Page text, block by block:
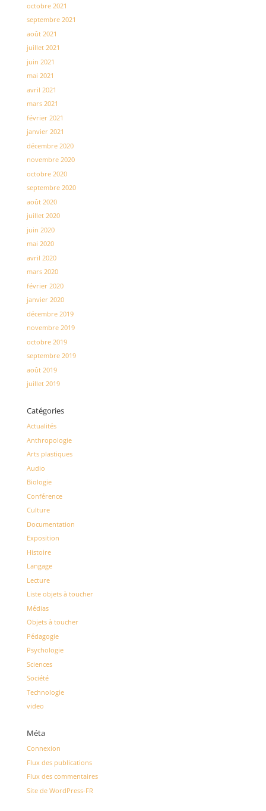
octobre 2021
septembre 2021
août 2021
juillet 2021
juin 2021
mai 2021
avril 2021
mars 2021
février 2021
janvier 2021
décembre 2020
novembre 2020
octobre 2020
septembre 2020
août 2020
juillet 2020
juin 2020
mai 2020
avril 2020
mars 2020
février 2020
janvier 2020
décembre 2019
novembre 2019
octobre 2019
septembre 2019
août 2019
juillet 2019
Catégories
Actualités
Anthropologie
Arts plastiques
Audio
Biologie
Conférence
Culture
Documentation
Exposition
Histoire
Langage
Lecture
Liste objets à toucher
Médias
Objets à toucher
Pédagogie
Psychologie
Sciences
Société
Technologie
video
Méta
Connexion
Flux des publications
Flux des commentaires
Site de WordPress-FR